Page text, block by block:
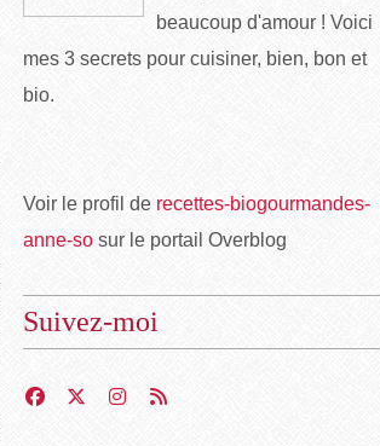
beaucoup d'amour ! Voici
mes 3 secrets pour cuisiner, bien, bon et
bio.
Voir le profil de recettes-biogourmandes-
anne-so sur le portail Overblog
Suivez-moi